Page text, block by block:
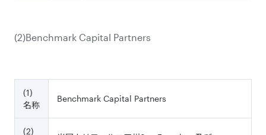
(2)Benchmark Capital Partners
(1)
名称
Benchmark Capital Partners
(2)